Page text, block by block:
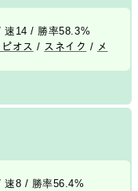
14 / 勝率58.3%
オス / スネイク / メ
8 / 勝率56.4%